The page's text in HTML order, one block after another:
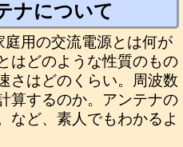
ナについて
庭用の交流電源とは何が
はどのような性質のもの
さはどのくらい。周波数
算するのか。アンテナの
など、素人でもわかるよ